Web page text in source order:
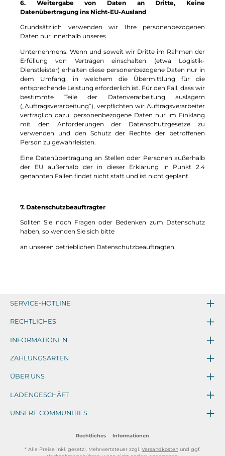
6. Weitergabe von Daten an Dritte, Keine
Datenübertragung ins Nicht-EU-Ausland
Grundsätzlich verwenden wir Ihre personenbezogenen
Daten nur innerhalb unseres
Unternehmens. Wenn und soweit wir Dritte im Rahmen der
Erfüllung von Verträgen einschalten (etwa Logistik-
Dienstleister) erhalten diese personenbezogene Daten nur in
dem Umfang, in welchem die Übermittlung für die
entsprechende Leistung erforderlich ist. Für den Fall, dass wir
bestimmte Teile der Datenverarbeitung auslagern
(„Auftragsverarbeitung“), verpflichten wir Auftragsverarbeiter
vertraglich dazu, personenbezogene Daten nur im Einklang
mit den Anforderungen der Datenschutzgesetze zu
verwenden und den Schutz der Rechte der betroffenen
Person zu gewährleisten.
Eine Datenübertragung an Stellen oder Personen außerhalb
der EU außerhalb der in dieser Erklärung in Punkt 2.4
genannten Fällen findet nicht statt und ist nicht geplant.
7. Datenschutzbeauftragter
Sollten Sie noch Fragen oder Bedenken zum Datenschutz
haben, so wenden Sie sich bitte
an unseren betrieblichen Datenschutzbeauftragten.
SERVICE-HOTLINE
RECHTLICHES
INFORMATIONEN
ZAHLUNGSARTEN
ÜBER UNS
LADENGESCHÄFT
UNSERE COMMUNITIES
Rechtliches Informationen
* Alle Preise inkl. gesetzl. Mehrwertsteuer zzgl. Versandkosten und ggf.